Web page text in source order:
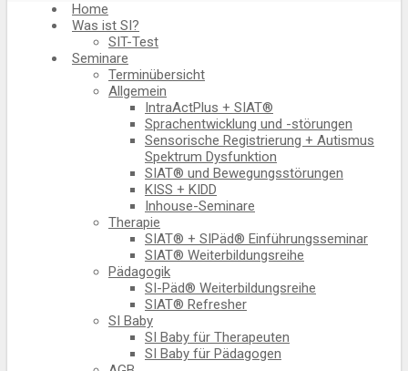
Home
Was ist SI?
SIT-Test
Seminare
Terminübersicht
Allgemein
IntraActPlus + SIAT®
Sprachentwicklung und -störungen
Sensorische Registrierung + Autismus
Spektrum Dysfunktion
SIAT® und Bewegungsstörungen
KISS + KIDD
Inhouse-Seminare
Therapie
SIAT® + SIPäd® Einführungsseminar
SIAT® Weiterbildungsreihe
Pädagogik
SI-Päd® Weiterbildungsreihe
SIAT® Refresher
SI Baby
SI Baby für Therapeuten
SI Baby für Pädagogen